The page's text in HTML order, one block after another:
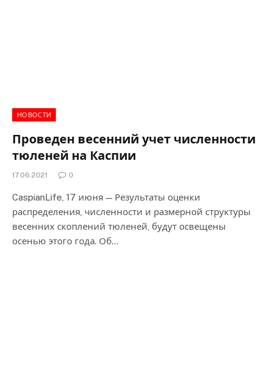
НОВОСТИ
Проведен весенний учет численности
тюленей на Каспии
17.06.2021 0
CaspianLife, 17 июня — Результаты оценки
распределения, численности и размерной структуры
весенних скоплений тюленей, будут освещены
осенью этого года. Об…